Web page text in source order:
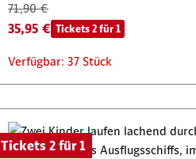
71,90 €
35,95 € Tickets 2 für 1
Verfügbar: 37 Stück
Tickets 2 für 1